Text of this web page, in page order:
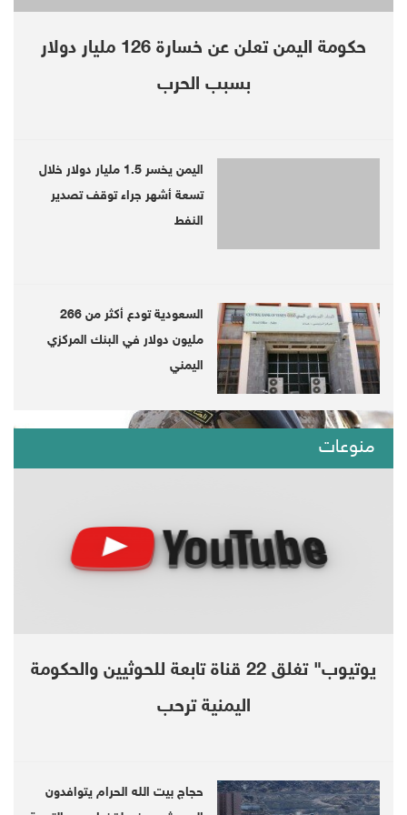
HOME
LATEST Crude Oil market expectations for the new decade
Yemeni borders
Riyadh (Debriefer)
2019-12-08 | Since 3 Week
Three Saudi troops have been killed at
حكومة اليمن تعلن عن خسارة 126 مليار دولار
بسبب الحرب
اليمن يخسر 1.5 مليار دولار خلال
تسعة أشهر جراء توقف تصدير
النفط
السعودية تودع أكثر من 266
مليون دولار في البنك المركزي
اليمني
منوعات
يوتيوب" تغلق 22 قناة تابعة للحوثيين والحكومة
اليمنية ترحب
حجاج بيت الله الحرام يتوافدون